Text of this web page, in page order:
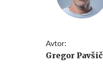
Avtor:
Gregor Pavšič